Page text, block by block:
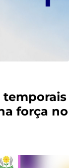
temporais
força no